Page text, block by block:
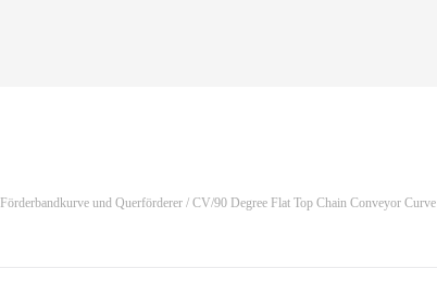
Förderbandkurve und Querförderer / CV/90 Degree Flat Top Chain Conveyor Curve